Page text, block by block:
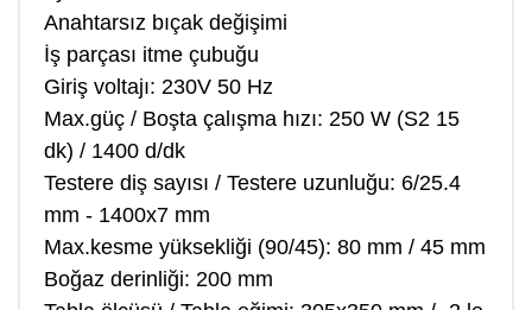
Anahtarsız bıçak değişimi
İş parçası itme çubuğu
Giriş voltajı: 230V 50 Hz
Max.güç / Boşta çalışma hızı: 250 W (S2 15
dk) / 1400 d/dk
Testere diş sayısı / Testere uzunluğu: 6/25.4
mm - 1400x7 mm
Max.kesme yüksekliği (90/45): 80 mm / 45 mm
Boğaz derinliği: 200 mm